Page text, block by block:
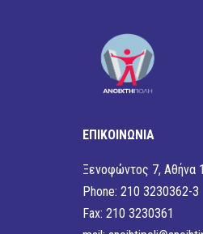
ΕΠΙΚΟΙΝΩΝΙΑ
Ξενοφώντος 7, Αθήνα
Phone: 210 3230362-3
Fax: 210 3230361